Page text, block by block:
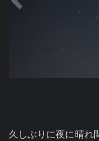
久しぶりに夜に晴れ